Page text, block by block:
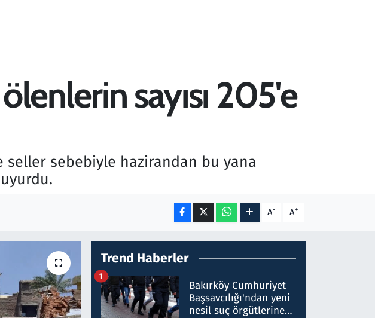
sayısı 205'e
seller sebebiyle hazirandan bu yana
A- A+
Trend Haberler
Bakırköy Cumhuriyet
Başsavcılığı'ndan yeni
nesil suç örgütlerine
1